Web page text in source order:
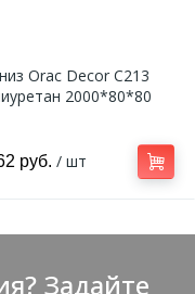
Orac Decor C213
2000*80*80
руб. / шт
Задайте